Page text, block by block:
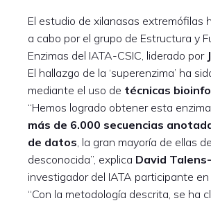
El estudio de xilanasas extremófilas
a cabo por el grupo de Estructura y
Enzimas del IATA-CSIC, liderado por
El hallazgo de la ‘superenzima’ ha
mediante el uso de técnicas
“Hemos logrado obtener esta
más de 6.000 secuencias
de datos , la gran mayoría de ellas
desconocida”, explica David
investigador del IATA participante en
“Con la metodología descrita, se ha